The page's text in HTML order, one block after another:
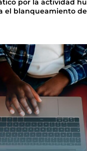
por la actividad
el blanqueamiento